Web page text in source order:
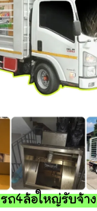
รถ4ล้อใหญ่รับจ้าง